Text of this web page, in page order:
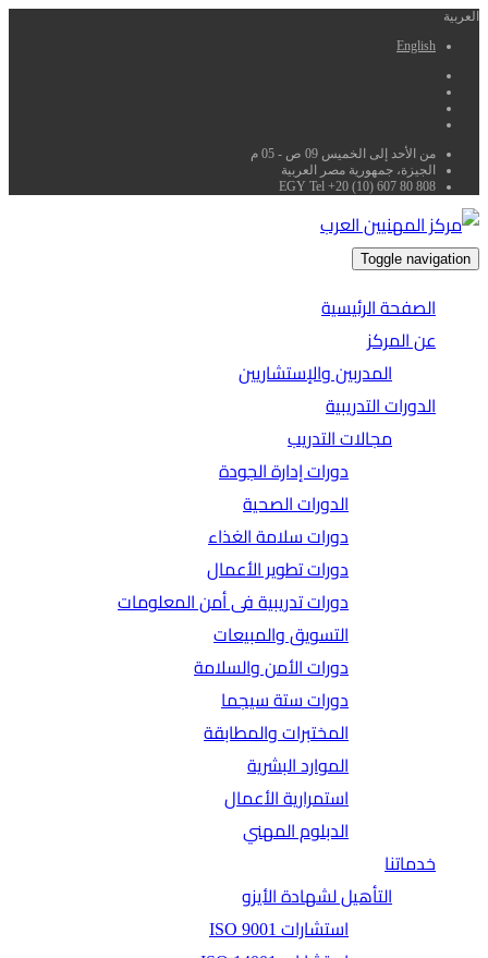
العربية
English
من الأحد إلى الخميس 09 ص - 05 م
الجيزة، جمهورية مصر العربية
EGY Tel +20 (10) 607 80 808
Toggle navigation
الصفحة الرئيسية
عن المركز
المدربين والإستشاريين
الدورات التدريبية
مجالات التدريب
دورات إدارة الجودة
الدورات الصحية
دورات سلامة الغذاء
دورات تطوير الأعمال
دورات تدريبية فى أمن المعلومات
التسويق والمبيعات
دورات الأمن والسلامة
دورات ستة سيجما
المختبرات والمطابقة
الموارد البشرية
استمرارية الأعمال
الدبلوم المهني
خدماتنا
التأهيل لشهادة الأيزو
استشارات ISO 9001